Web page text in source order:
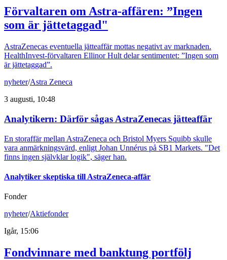
Förvaltaren om Astra-affären: ”Ingen
som är jättetaggad"
AstraZenecas eventuella jätteaffär mottas negativt av marknaden.
HealthInvest-förvaltaren Ellinor Hult delar sentimentet: ”Ingen som
är jättetaggad”.
nyheter/Astra Zeneca
3 augusti, 10:48
Analytikern: Därför sågas AstraZenecas jätteaffär
En storaffär mellan AstraZeneca och Bristol Myers Squibb skulle
vara anmärkningsvärd, enligt Johan Unnérus på SB1 Markets. "Det
finns ingen självklar logik", säger han.
Analytiker skeptiska till AstraZeneca-affär
Fonder
nyheter/Aktiefonder
Igår, 15:06
Fondvinnare med banktung portfölj